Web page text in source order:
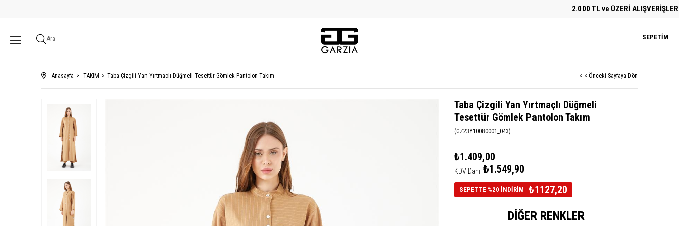
2.000 TL ve ÜZERİ ALIŞVERİŞLERDE
Ara SEPETIM
Anasayfa TAKIM Taba Çizgili Yan Yırtmaçlı Düğmeli Tesettür Gömlek Pantolon Takım < < Önceki Sayfaya Dön
Taba Çizgili Yan Yırtmaçlı Düğmeli
Tesettür Gömlek Pantolon Takım
(GZ23Y10080001_043)
₺1.409,00
KDV Dahil ₺1.549,90
SEPETTE %20 İNDİRİM ₺1127,20
DIĞER RENKLER